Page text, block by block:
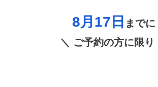
8月17日 までに
＼ ご予約の方に限り